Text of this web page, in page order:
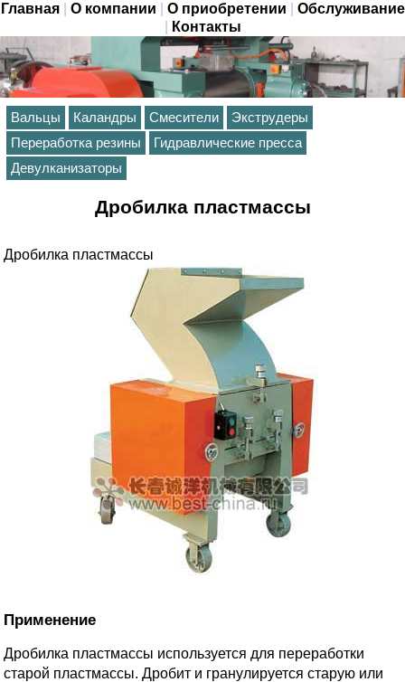
Главная| О компании О приобретении
Обслуживание
Контакты
Вальцы Каландры Смесители
Экструдеры
Переработка резины
Гидравлические пресса
Девулканизаторы
Дробилка пластмассы
Дробилка пластмассы
Применение
Дробилка пластмассы используется для переработки
старой пластмассы. Дробит и гранулируется старую или